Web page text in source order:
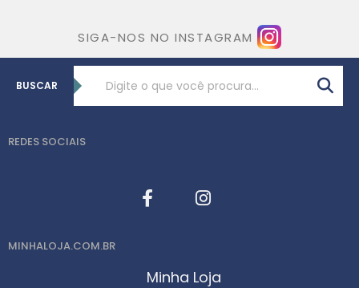
SIGA-NOS NO INSTAGRAM
BUSCAR
REDES SOCIAIS
MINHALOJA.COM.BR
Minha Loja